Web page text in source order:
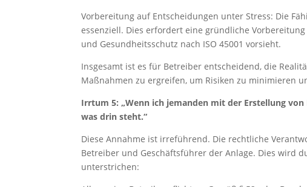
Vorbereitung auf Entscheidungen unter Stress: Die
essenziell. Dies erfordert eine gründliche
und Gesundheitsschutz nach ISO 45001 vorsieht.
Insgesamt ist es für Betreiber entscheidend, die
Maßnahmen zu ergreifen, um Risiken zu minimieren
Irrtum 5: „Wenn ich jemanden mit der Erstellung
was drin steht.“
Diese Annahme ist irreführend. Die rechtliche
Betreiber und Geschäftsführer der Anlage. Dies wird
unterstrichen: